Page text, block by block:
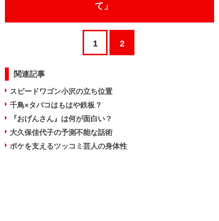
て」
1 2
関連記事
スピードワゴン小沢の立ち位置
千鳥×タバコはもはや鉄板？
『おげんさん』は何が面白い？
大久保佳代子の予測不能な話術
ボケを支えるツッコミ芸人の身体性